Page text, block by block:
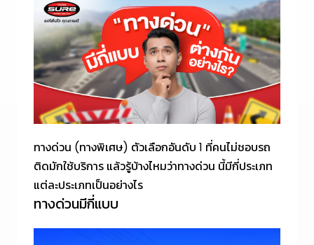
ทางด่วน (ทางพิเศษ) ตัวเลือกอันดับ 1 ที่คนไม่ชอบรถ
ติดมักใช้บริการ แล้วรู้บ้างไหมว่าทางด่วน นี้มีกี่ประเภท
แต่ละประเภทเป็นอย่างไร
ทางด่วนมีกี่แบบ